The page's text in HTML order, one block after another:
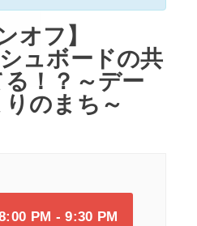
オフ】
ュボードの共
！？～デー
のまち～
PM -9:30 PM